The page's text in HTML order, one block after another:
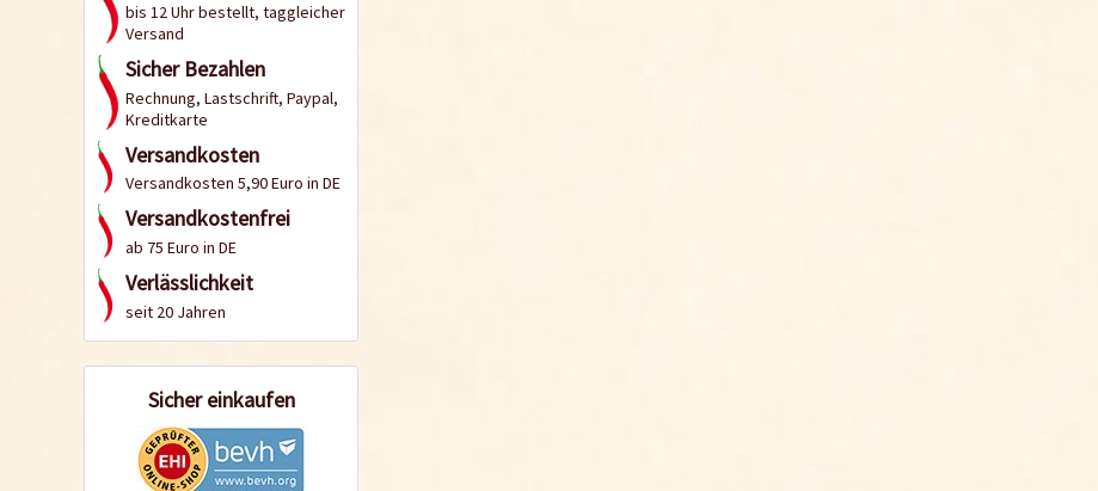
bis 12 Uhr bestellt, taggleicher
Versand
Sicher Bezahlen
Rechnung, Lastschrift, Paypal,
Kreditkarte
Versandkosten
Versandkosten 5,90 Euro in DE
Versandkostenfrei
ab 75 Euro in DE
Verlässlichkeit
seit 20 Jahren
Sicher einkaufen